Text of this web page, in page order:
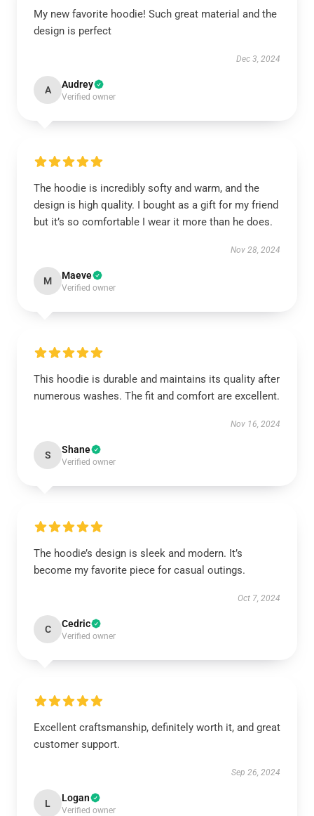
My new favorite hoodie! Such great material and the
design is perfect
Dec 3, 2024
A Audrey
Verified owner
The hoodie is incredibly softy and warm, and the
design is high quality. I bought as a gift for my friend
but it’s so comfortable I wear it more than he does.
Nov 28, 2024
M Maeve
Verified owner
This hoodie is durable and maintains its quality after
numerous washes. The fit and comfort are excellent.
Nov 16, 2024
S Shane
Verified owner
The hoodie’s design is sleek and modern. It’s
become my favorite piece for casual outings.
Oct 7, 2024
C Cedric
Verified owner
Excellent craftsmanship, definitely worth it, and great
customer support.
Sep 26, 2024
L Logan
Verified owner